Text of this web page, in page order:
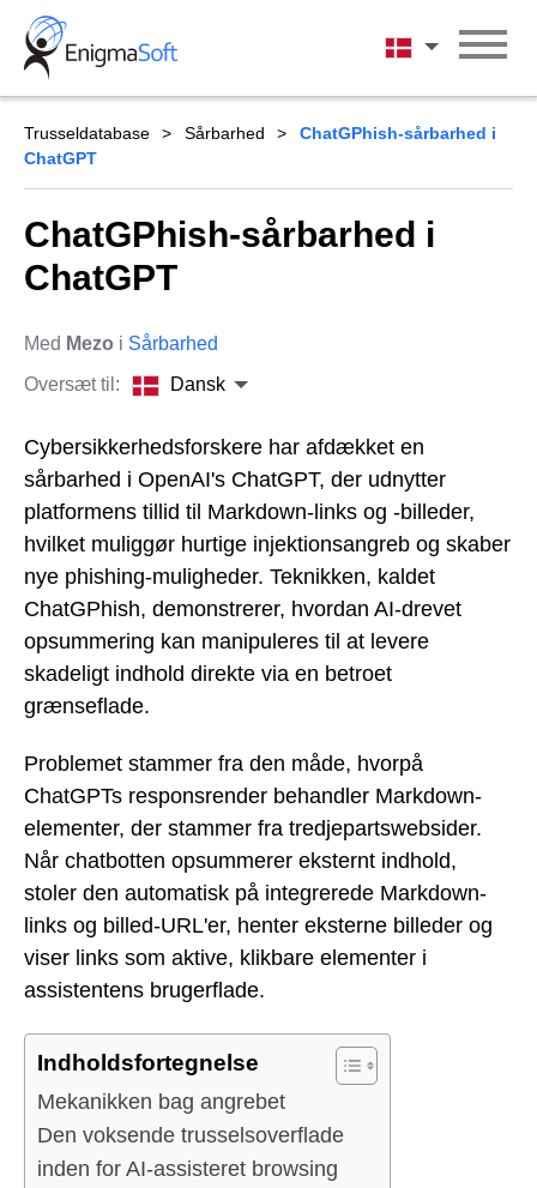
Skip
content
Dansk
Trusseldatabase Sårbarhed
ChatGPhish-sårbarhed i
ChatGPT
ChatGPhish-sårbarhed i
ChatGPT
Med Mezo i Sårbarhed
Oversæt til:
Dansk
Cybersikkerhedsforskere har afdækket en
sårbarhed i OpenAI's ChatGPT, der udnytter
platformens tillid til Markdown-links og -billeder,
hvilket muliggør hurtige injektionsangreb og skaber
nye phishing-muligheder. Teknikken, kaldet
ChatGPhish, demonstrerer, hvordan AI-drevet
opsummering kan manipuleres til at levere
skadeligt indhold direkte via en betroet
grænseflade.
Problemet stammer fra den måde, hvorpå
ChatGPTs responsrender behandler Markdown-
elementer, der stammer fra tredjepartswebsider.
Når chatbotten opsummerer eksternt indhold,
stoler den automatisk på integrerede Markdown-
links og billed-URL'er, henter eksterne billeder og
viser links som aktive, klikbare elementer i
assistentens brugerflade.
Indholdsfortegnelse
Mekanikken bag angrebet
Den voksende trusselsoverflade
inden for AI-assisteret browsing